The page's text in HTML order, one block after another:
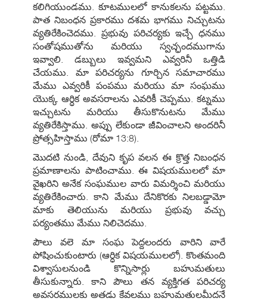
కలిగియుండము. కూటములలో కానుకలను పట్టము.
పాత నిబంధన ప్రకారము దశమ భాగము నిచ్చుటను
వ్యతిరేకించెదము. ప్రభువు పరిచర్యకు ఇచ్చే ధనము
సంతోషముతోను మరియు స్వచ్ఛందముగాను
ఇవ్వాలి. డబ్బులు ఇవ్వమని ఎవ్వరినీ ఒత్తిడి
చేయము. మా పరిచర్యను గూర్చిన సమాచారము
మేము ఎవ్వరికీ పంపము మరియు మా సంఘము
యొక్క ఆర్ధిక అవసరాలను ఎవరికీ చెప్పము. కట్నము
ఇచ్చుటను మరియు తీసుకొనుటను మేము
వ్యతిరేకిస్తాము. అప్పు లేకుండా జీవించాలని అందరినీ
ప్రోత్సహిస్తాము (రోమా 13:8).
మొదటి నుండి, దేవుని కృప వలన ఈ క్రొత్త నిబంధన
ప్రమాణాలను పాటించాము. ఈ విషయములలో మా
వైఖరిని అనేక సంఘముల వారు విమర్శించి మరియు
వ్యతిరేకించారు. కాని మేము దేనికొరకు నిలబడ్డామో
మాకు తెలియును మరియు ప్రభువు వచ్చు
పర్యంతము మేము నిలిచెదము.
పౌలు వలె మా సంఘ పెద్దలందరు వారిని వారే
పోషించుకుంటారు (ఆర్ధిక విషయములలో). కొంతమంది
విశ్వాసులనుండి కొన్నిసార్లు బహుమతులు
తీసుకున్నారు. కాని పౌలు తన వ్యక్తిగత పరిచర్య
అవసరములకు అతడు కేవలము బహుమతులమీదనే